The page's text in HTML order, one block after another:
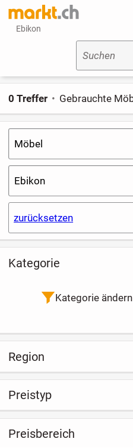
Ebikon
Suchen
Möbel
Ebikon
zurücksetzen
0 Treffer Gebrauchte
Kategorie
Kategorie ändern
Region
Preistyp
Preisbereich